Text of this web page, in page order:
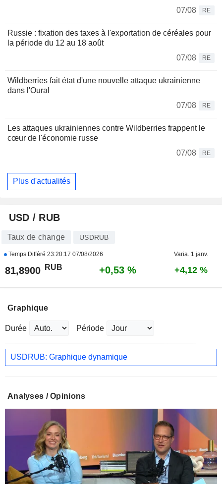
07/08
RE
Russie : fixation des taxes à l'exportation de céréales pour
la période du 12 au 18 août
07/08
RE
Wildberries fait état d'une nouvelle attaque ukrainienne
dans l'Oural
07/08
RE
Les attaques ukrainiennes contre Wildberries frappent le
cœur de l'économie russe
07/08
RE
Plus d'actualités
USD / RUB
Taux de change USDRUB
Temps Différé 23:20:17 07/08/2026 Varia. 1 janv.
81,8900 RUB +0,53 % +4,12 %
Graphique
Durée Période
USDRUB: Graphique dynamique
Analyses / Opinions